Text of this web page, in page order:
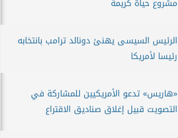
مشروع حياة كريمة
الرئيس السيسى يهنئ دونالد ترامب بانتخابه
رئيسا لأمريكا
«هاريس» تدعو الأمريكيين للمشاركة في
التصويت قبيل إغلاق صناديق الاقتراع